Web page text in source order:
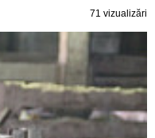
71 vizualizări